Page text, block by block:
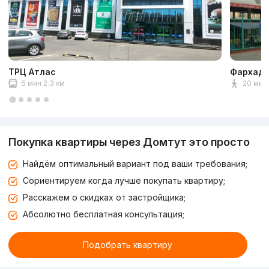
ТРЦ Атлас
6 мин 2.3 км 20 мин
Покупка квартиры через Домтут это просто
Найдём оптимальный вариант под ваши требования;
Сориентируем когда лучше покупать квартиру;
Расскажем о скидках от застройщика;
Абсолютно бесплатная консультация;
Подобрать квартиру